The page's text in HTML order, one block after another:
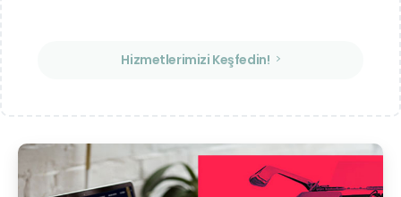
Hizmetlerimizi Keşfedin!